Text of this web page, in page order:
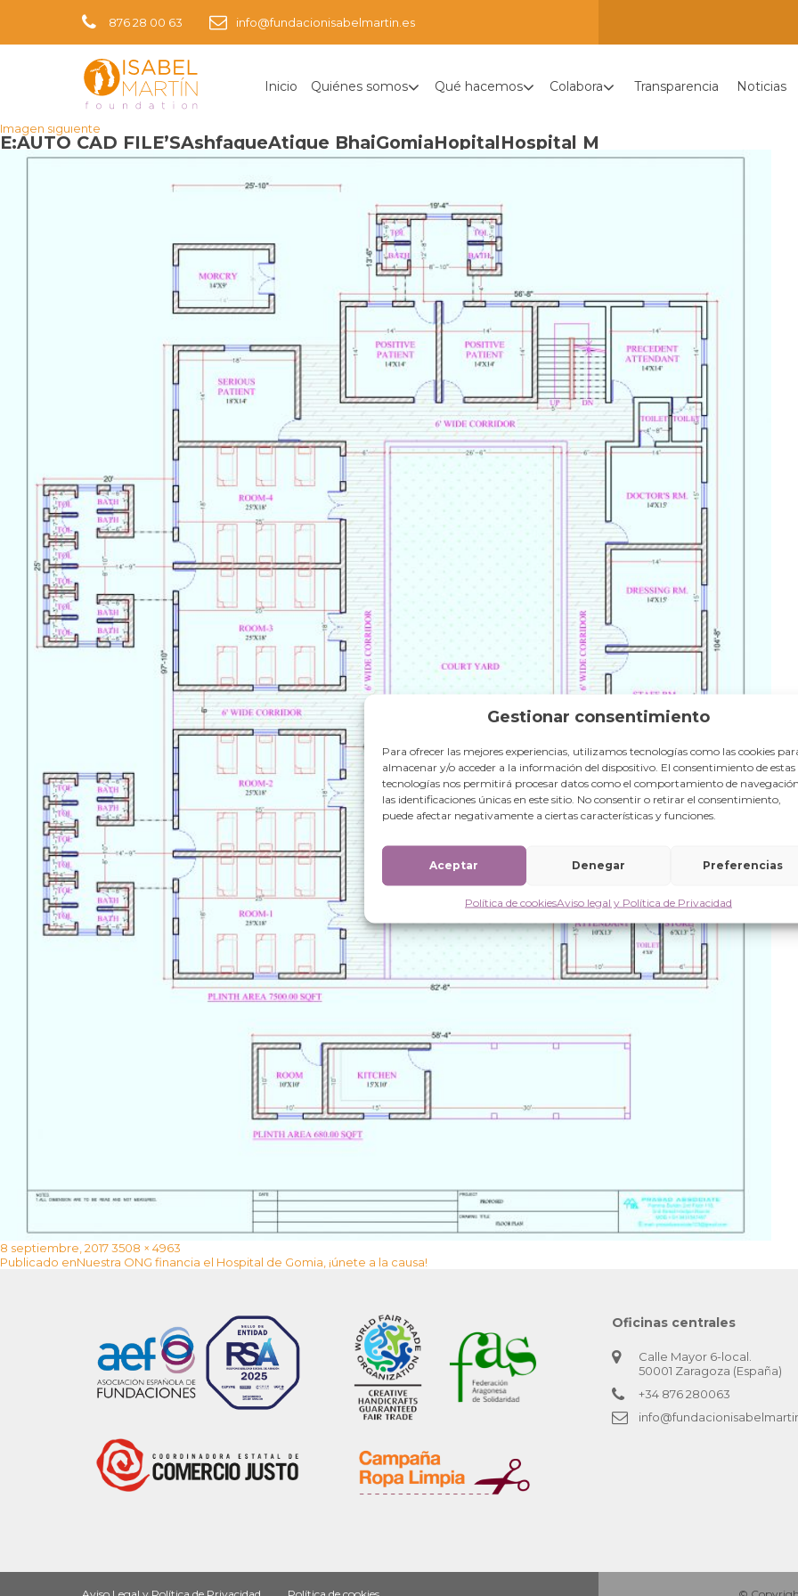
Gestionar consentimiento
Para ofrecer las mejores experiencias, utilizamos tecnologías como las cookies
almacenar y/o acceder a la información del dispositivo. El consentimiento de estas
tecnologías nos permitirá procesar datos como el comportamiento de
las identificaciones únicas en este sitio. No consentir o retirar el consentimiento,
puede afectar negativamente a ciertas características y funciones.
Aceptar Denegar Preferencias
Política de cookiesAviso legal y Política de Privacidad
876 28 00 63 info@fundacionisabelmartin.es
Inicio Quiénes somos Qué hacemos Colabora Transparencia Noticias
Imagen siguiente
E:AUTO CAD FILE’SAshfaqueAtique BhaiGomiaHopitalHospital M
Publicado
el
8 septiembre, 2017 Tamaño
completo
3508 × 4963
Navegación
Publicado enNuestra ONG financia el Hospital de Gomia, ¡únete a la causa!
Oficinas centrales
Calle Mayor 6-local.
50001 Zaragoza (España)
+34 876 280063